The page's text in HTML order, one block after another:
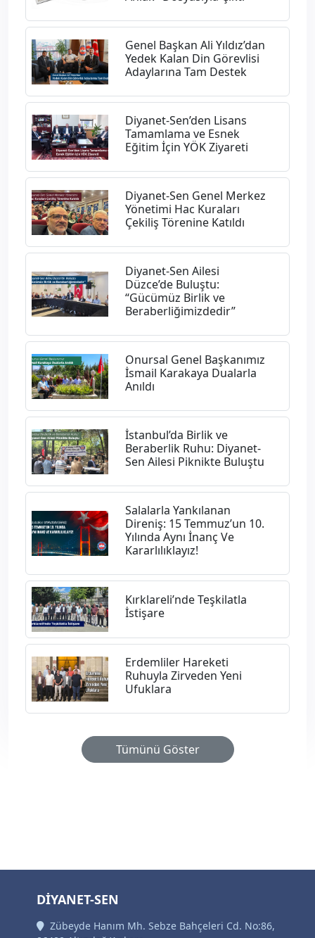
Genel Başkan Ali Yıldız’dan
Yedek Kalan Din Görevlisi
Adaylarına Tam Destek
Diyanet-Sen’den Lisans
Tamamlama ve Esnek
Eğitim İçin YÖK Ziyareti
Diyanet-Sen Genel Merkez
Yönetimi Hac Kuraları
Çekiliş Törenine Katıldı
Diyanet-Sen Ailesi
Düzce’de Buluştu:
“Gücümüz Birlik ve
Beraberliğimizdedir”
Onursal Genel Başkanımız
İsmail Karakaya Dualarla
Anıldı
İstanbul’da Birlik ve
Beraberlik Ruhu: Diyanet-
Sen Ailesi Piknikte Buluştu
Salalarla Yankılanan
Direniş: 15 Temmuz’un 10.
Yılında Aynı İnanç Ve
Kararlılıklayız!
Kırklareli’nde Teşkilatla
İstişare
Erdemliler Hareketi
Ruhuyla Zirveden Yeni
Ufuklara
Tümünü Göster
DİYANET-SEN
Zübeyde Hanım Mh. Sebze Bahçeleri Cd. No:86,